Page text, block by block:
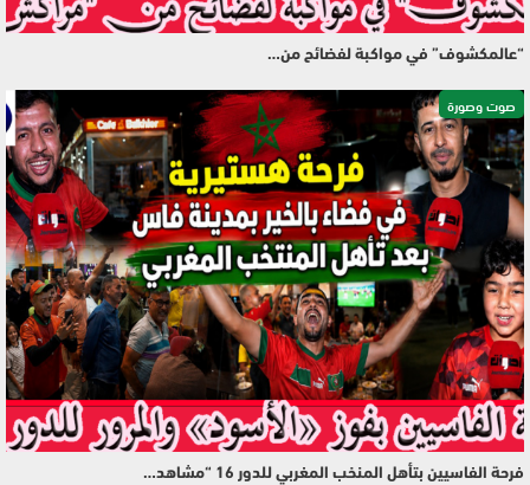
“عالمكشوف” في مواكبة لفضائح من…
صوت وصورة
فرحة الفاسيين بتأهل المنخب المغربي للدور 16 “مشاهد…